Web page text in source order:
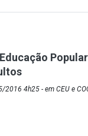
4h25 - em CEU e